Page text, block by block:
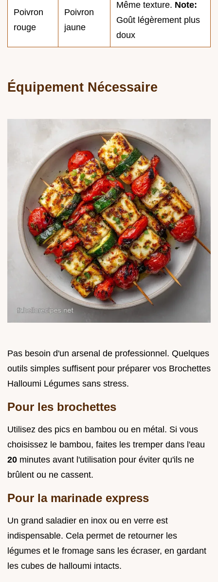
Poivron
rouge
Poivron
jaune
Même texture. Note:
Goût légèrement plus
doux
Équipement Nécessaire
Pas besoin d'un arsenal de professionnel. Quelques
outils simples suffisent pour préparer vos Brochettes
Halloumi Légumes sans stress.
Pour les brochettes
Utilisez des pics en bambou ou en métal. Si vous
choisissez le bambou, faites les tremper dans l'eau
20 minutes avant l'utilisation pour éviter qu'ils ne
brûlent ou ne cassent.
Pour la marinade express
Un grand saladier en inox ou en verre est
indispensable. Cela permet de retourner les
légumes et le fromage sans les écraser, en gardant
les cubes de halloumi intacts.